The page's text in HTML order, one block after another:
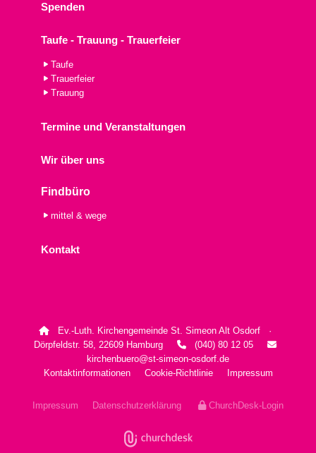
Spenden
Taufe - Trauung - Trauerfeier
Taufe
Trauerfeier
Trauung
Termine und Veranstaltungen
Wir über uns
Findbüro
mittel & wege
Kontakt
 Ev.-Luth. Kirchengemeinde St. Simeon Alt Osdorf ·
Dörpfeldstr. 58, 22609 Hamburg  (040) 80 12 05 
kirchenbuero@st-simeon-osdorf.de
Kontaktinformationen
Cookie-Richtlinie Impressum
Impressum Datenschutzerklärung ChurchDesk-Login